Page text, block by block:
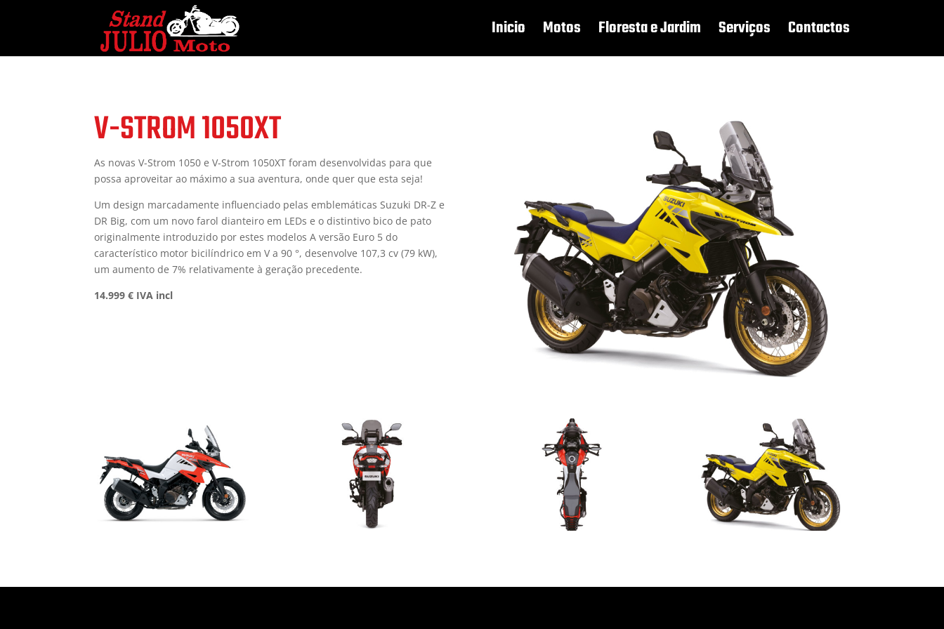
Inicio Motos Floresta e Jardim Serviços Contactos
V-STROM 1050XT
As novas V-Strom 1050 e V-Strom 1050XT foram desenvolvidas para que
possa aproveitar ao máximo a sua aventura, onde quer que esta seja!
Um design marcadamente influenciado pelas emblemáticas Suzuki DR-Z e
DR Big, com um novo farol dianteiro em LEDs e o distintivo bico de pato
originalmente introduzido por estes modelos A versão Euro 5 do
característico motor bicilíndrico em V a 90 °, desenvolve 107,3 cv (79 kW),
um aumento de 7% relativamente à geração precedente.
14.999 € IVA incl